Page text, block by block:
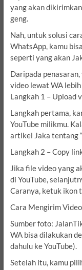
yang akan
geng.
Nah, untuk solusi
WhatsApp, kamu
seperti yang akan
Daripada
video lewat WA
Langkah 1 – Upload
Langkah pertama,
YouTube milikmu.
artikel Jaka tentang
Langkah 2 – Copy
Jika file video yang
di YouTube,
Caranya, ketuk ikon
Cara Mengirim
Sumber foto:
WA bisa dilakukan
dahulu ke YouTube).
Setelah itu, kamu